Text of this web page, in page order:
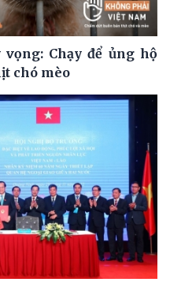
Chạy để ủng hộ
chó mèo